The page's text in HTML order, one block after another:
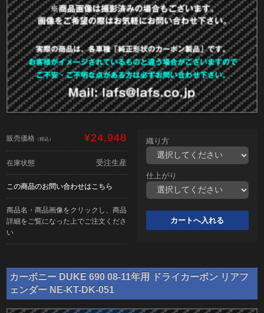
販売価格 （税込） ¥24,948
在庫状態 受注生産
この商品のお問い合わせはこちら
商品名・商品画像をクリックし、商品
詳細をご覧になった上でご注文くださ
い
織り方
仕上がり
カーボニー DUKE 690 08-11年用 ドライカーボン リアフ
ェンダー NE-KT-DK-051